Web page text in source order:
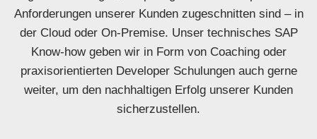
Anforderungen unserer Kunden zugeschnitten sind – in
der Cloud oder On-Premise. Unser technisches SAP
Know-how geben wir in Form von Coaching oder
praxisorientierten Developer Schulungen auch gerne
weiter, um den nachhaltigen Erfolg unserer Kunden
sicherzustellen.